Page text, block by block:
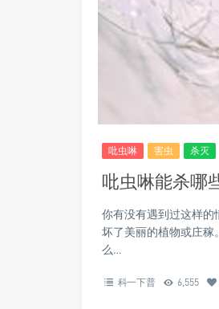
吡虫啉 害虫 杀灭
吡虫啉能杀哪
你有没有遇到过这样的
坏了美丽的植物或庄稼
么…
科一下普 6,555